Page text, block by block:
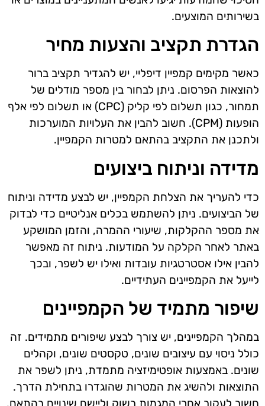
בשירותים המוצעים.
הגדרת תקציב והצעות מחיר
כאשר מקימים קמפיין דיפליי, יש להגדיר תקציב ברור
להוצאות הפרסום. ניתן לבחור בין מספר מודלים של
תמחור, כגון תשלום לפי קליק (CPC) או תשלום לפי אלף
הופעות (CPM). חשוב להבין את העלויות המוערכות
ולתכנן את התקציב בהתאם למטרות הקמפיין.
מדידה וניתוח ביצועים
כדי להעריך את הצלחת הקמפיין, יש לבצע מדידה וניתוח
של הביצועים. ניתן להשתמש בכלים אנליטיים כדי לבדוק
את מספר ההקלקות, שיעורי ההמרה, והזמן המושקע
באתר לאחר הקלקה על המודעות. ניתוח זה מאפשר
להבין אילו אסטרטגיות עובדות ואילו יש לשפר, ובכך
לייעל את הקמפיינים העתידיים.
שיפור מתמיד של הקמפיינים
במהלך הקמפיינים, יש צורך לבצע שיפורים מתמידים. זה
כולל ניסוי עם עיצובים שונים, טקסטים שונים, וקהלים
שונים. באמצעות אופטימיזציה מתמדת, ניתן לשפר את
התוצאות ולהשיג את המטרות שהוגדרו בתחילת הדרך.